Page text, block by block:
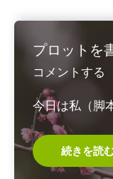
3
プロット
コメントする
今日は私（脚
プ
ロ
ッ
続きを読